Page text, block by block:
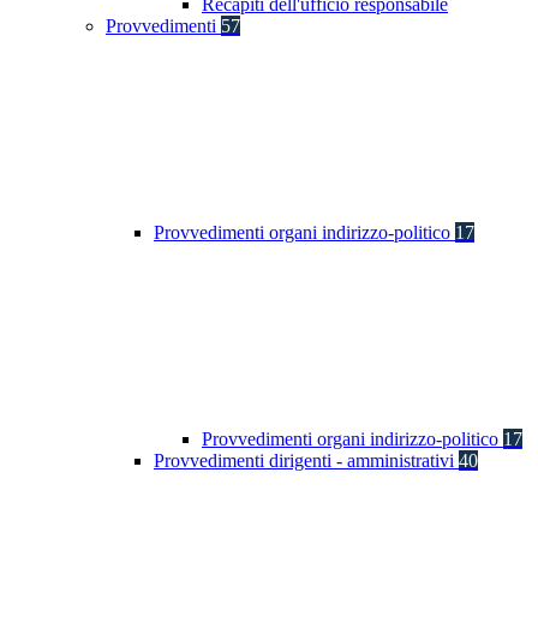
Recapiti dell'ufficio responsabile
Provvedimenti 57
Provvedimenti organi indirizzo-politico 17
Provvedimenti organi indirizzo-politico 17
Provvedimenti dirigenti - amministrativi 40